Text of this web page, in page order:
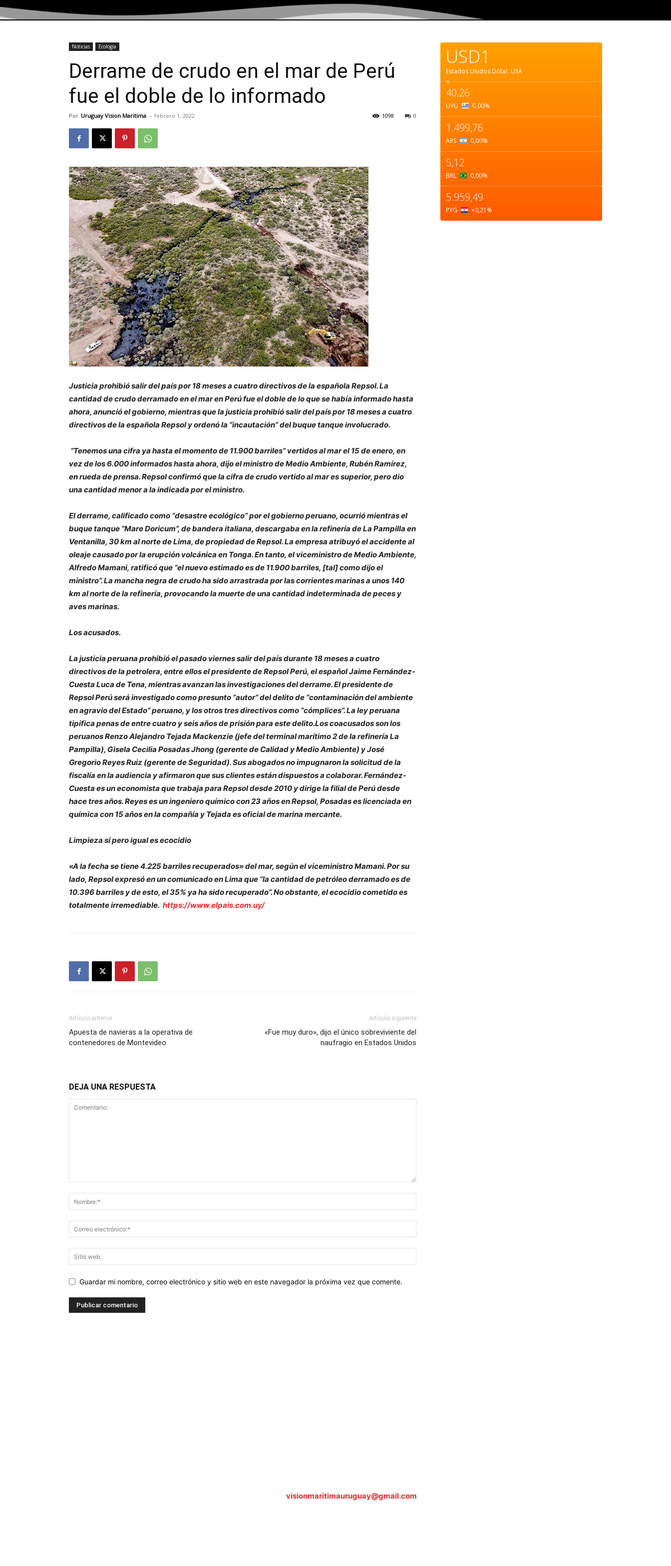
Noticias Ecología
Derrame de crudo en el mar de Perú
fue el doble de lo informado
Por Uruguay Vision Maritima - febrero 1, 2022 0
1098
Justicia prohibió salir del país por 18 meses a cuatro directivos de la española Repsol. La
cantidad de crudo derramado en el mar en Perú fue el doble de lo que se había informado hasta
ahora, anunció el gobierno, mientras que la justicia prohibió salir del país por 18 meses a cuatro
directivos de la española Repsol y ordenó la “incautación” del buque tanque involucrado.
“Tenemos una cifra ya hasta el momento de 11.900 barriles” vertidos al mar el 15 de enero, en
vez de los 6.000 informados hasta ahora, dijo el ministro de Medio Ambiente, Rubén Ramírez,
en rueda de prensa. Repsol confirmó que la cifra de crudo vertido al mar es superior, pero dio
una cantidad menor a la indicada por el ministro.
El derrame, calificado como “desastre ecológico” por el gobierno peruano, ocurrió mientras el
buque tanque “Mare Doricum”, de bandera italiana, descargaba en la refinería de La Pampilla en
Ventanilla, 30 km al norte de Lima, de propiedad de Repsol. La empresa atribuyó el accidente al
oleaje causado por la erupción volcánica en Tonga. En tanto, el viceministro de Medio Ambiente,
Alfredo Mamani, ratificó que “el nuevo estimado es de 11.900 barriles, [tal] como dijo el
ministro”. La mancha negra de crudo ha sido arrastrada por las corrientes marinas a unos 140
km al norte de la refinería, provocando la muerte de una cantidad indeterminada de peces y
aves marinas.
Los acusados.
La justicia peruana prohibió el pasado viernes salir del país durante 18 meses a cuatro
directivos de la petrolera, entre ellos el presidente de Repsol Perú, el español Jaime Fernández-
Cuesta Luca de Tena, mientras avanzan las investigaciones del derrame. El presidente de
Repsol Perú será investigado como presunto “autor” del delito de “contaminación del ambiente
en agravio del Estado” peruano, y los otros tres directivos como “cómplices”. La ley peruana
tipifica penas de entre cuatro y seis años de prisión para este delito.Los coacusados son los
peruanos Renzo Alejandro Tejada Mackenzie (jefe del terminal marítimo 2 de la refinería La
Pampilla), Gisela Cecilia Posadas Jhong (gerente de Calidad y Medio Ambiente) y José
Gregorio Reyes Ruiz (gerente de Seguridad). Sus abogados no impugnaron la solicitud de la
fiscalía en la audiencia y afirmaron que sus clientes están dispuestos a colaborar. Fernández-
Cuesta es un economista que trabaja para Repsol desde 2010 y dirige la filial de Perú desde
hace tres años. Reyes es un ingeniero químico con 23 años en Repsol, Posadas es licenciada en
química con 15 años en la compañía y Tejada es oficial de marina mercante.
Limpieza sí pero igual es ecocidio
«A la fecha se tiene 4.225 barriles recuperados» del mar, según el viceministro Mamani. Por su
lado, Repsol expresó en un comunicado en Lima que “la cantidad de petróleo derramado es de
10.396 barriles y de esto, el 35% ya ha sido recuperado”. No obstante, el ecocidio cometido es
totalmente irremediable. https://www.elpais.com.uy/
Artículo anterior
Apuesta de navieras a la operativa de
contenedores de Montevideo
Artículo siguiente
«Fue muy duro», dijo el único sobreviviente del
naufragio en Estados Unidos
DEJA UNA RESPUESTA
Guardar mi nombre, correo electrónico y sitio web en este navegador la próxima vez que comente.
USD1
Estados Unidos Dólar. USA
=
40,26
UYU 0,00%
1.499,76
ARS 0,00%
5,12
BRL 0,00%
5.959,49
PYG +0,21 %
visionmaritimauruguay@gmail.com